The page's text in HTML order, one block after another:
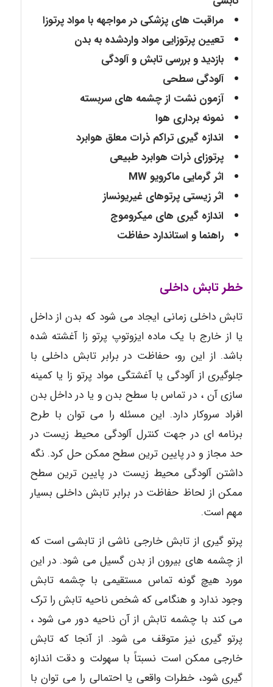
مراقبت های پزشکی در مواجهه با مواد پرتوزا
تعیین پرتوزایی مواد واردشده به بدن
بازدید و بررسی تابش و آلودگی
آلودگی سطحی
آزمون نشت از چشمه های سربسته
نمونه برداری هوا
اندازه گیری تراکم ذرات معلق هوابرد
پرتوزای ذرات هوابرد طبیعی
اثر گرمایی ماکرویو MW
اثر زیستی پرتوهای غیریونساز
اندازه گیری های میکروموج
راهنما و استاندارد حفاظت
خطر تابش داخلی
تابش داخلی زمانی ایجاد می شود که بدن از داخل
یا از خارج با یک ماده ایزوتوپ پرتو زا آغشته شده
باشد. از این رو، حفاظت در برابر تابش داخلی با
جلوگیری از آلودگی یا آغشتگی مواد پرتو زا یا کمینه
سازی آن ، در تماس با سطح بدن و یا در داخل بدن
افراد سروکار دارد. این مسئله را می توان با طرح
برنامه ای در جهت کنترل آلودگی محیط زیست در
حد مجاز و در پایین ترین سطح ممکن حل کرد. نگه
داشتن آلودگی محیط زیست در پایین ترین سطح
ممکن از لحاظ حفاظت در برابر تابش داخلی بسیار
مهم است.
پرتو گیری از تابش خارجی ناشی از تابشی است که
از چشمه های بیرون از بدن گسیل می شود. در این
مورد هیچ گونه تماس مستقیمی با چشمه تابش
وجود ندارد و هنگامی که شخص ناحیه تابش را ترک
می کند با چشمه تابش از آن ناحیه دور می شود ،
پرتو گیری نیز متوقف می شود. از آنجا که تابش
خارجی ممکن است نسبتاً با سهولت و دقت اندازه
گیری شود، خطرات واقعی یا احتمالی را می توان با